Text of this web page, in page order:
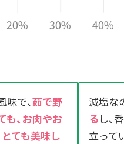
で、茹で野
も、お肉やお
ても美味し
減塩な
る し、
立って